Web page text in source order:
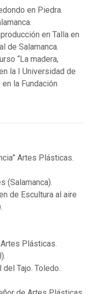
en Piedra.
en Talla en
de Salamanca.
“La madera,
la I Universidad de
la Fundación
Artes Plásticas.
(Salamanca).
de Escultura al aire
Plásticas.
Tajo. Toledo.